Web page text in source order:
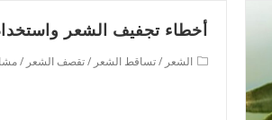
أخطاء تجفيف الشعر
Postالشعر / تساقط الشعر / تقصف الشعر /